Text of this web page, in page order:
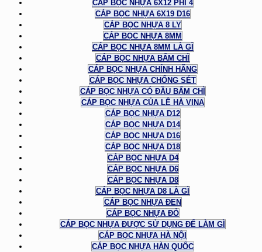
CÁP BỌC NHỰA 6X12 PHI 4
CÁP BỌC NHỰA 6X19 D16
CÁP BỌC NHỰA 8 LY
CÁP BỌC NHỰA 8MM
CÁP BỌC NHỰA 8MM LÀ GÌ
CÁP BỌC NHỰA BẤM CHÌ
CÁP BỌC NHỰA CHÍNH HÃNG
CÁP BỌC NHỰA CHỐNG SÉT
CÁP BỌC NHỰA CÓ ĐẦU BẤM CHÌ
CÁP BỌC NHỰA CỦA LÊ HÀ VINA
CÁP BỌC NHỰA D12
CÁP BỌC NHỰA D14
CÁP BỌC NHỰA D16
CÁP BỌC NHỰA D18
CÁP BỌC NHỰA D4
CÁP BỌC NHỰA D6
CÁP BỌC NHỰA D8
CÁP BỌC NHỰA D8 LÀ GÌ
CÁP BỌC NHỰA ĐEN
CÁP BỌC NHỰA ĐỎ
CÁP BỌC NHỰA ĐƯỢC SỬ DỤNG ĐỂ LÀM GÌ
CÁP BỌC NHỰA HÀ NỘI
CÁP BỌC NHỰA HÀN QUỐC